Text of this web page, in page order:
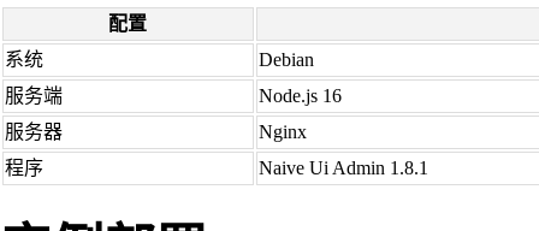
配置
系统
Debian
服务端
Node.js 16
服务器
Nginx
程序
Naive Ui Admin 1.8.1